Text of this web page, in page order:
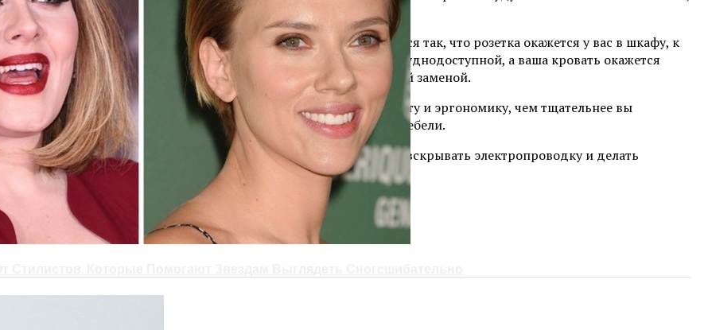
теплого пола.
вы во время ремонта измените свои планы, может получиться так, что розетка окажется у вас в шкафу, к
будет достаточно сложно добраться, так как она окажется труднодоступной, а ваша кровать окажется
теплопотери, перегрев и полный выход из строя с трудоемкой заменой.
проекта, который будет включать в себя и стиль, и красоту и эргономику, чем тщательнее вы
к распределительной коробки и правильное расположение мебели.
или плану в компьютере, в дальнейшем вам не придется вскрывать электропроводку и делать
заново заливать пол.